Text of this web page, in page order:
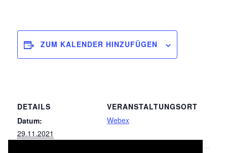
ZUM KALENDER HINZUFÜGEN
DETAILS
Datum:
29.11.2021
VERANSTALTUNGSORT
Webex